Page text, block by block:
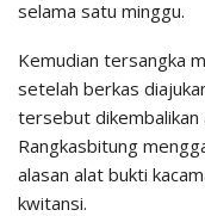
selama satu minggu.
Kemudian tersangka
setelah berkas
tersebut dikembalikan
Rangkasbitung
alasan alat bukti
kwitansi.